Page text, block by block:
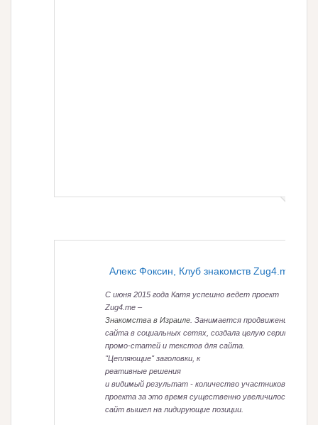
Алекс Фоксин, Клуб знакомств Zug4.me
С июня 2015 года Катя успешно ведет проект
Zug4.me –
Знакомства в Израиле. Занимается продвижением
сайта в социальных сетях, создала целую серию
промо-статей и текстов для сайта.
"Цепляющие" заголовки, к
реативные решения
и видимый результат - количество участников
проекта за это время существенно увеличилось, а
сайт вышел на лидирующие позиции.